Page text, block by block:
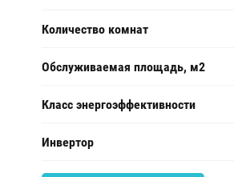
Количество комнат
Обслуживаемая площадь, м2
Класс энергоэффективности
Инвертор